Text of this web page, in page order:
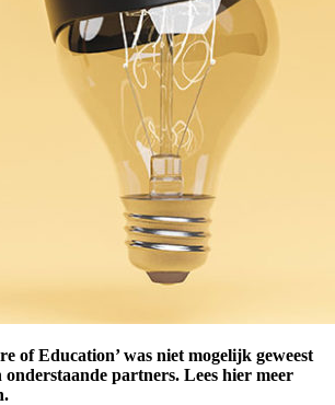
of Education’ was niet mogelijk geweest
onderstaande partners. Lees hier meer